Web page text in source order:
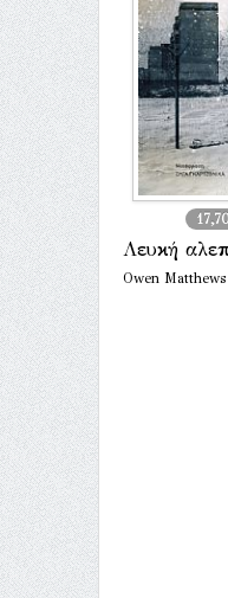
Λευκή
Owen Matthews